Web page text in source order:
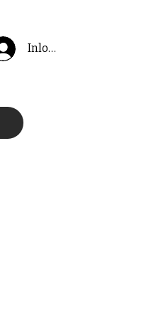
Inloggen